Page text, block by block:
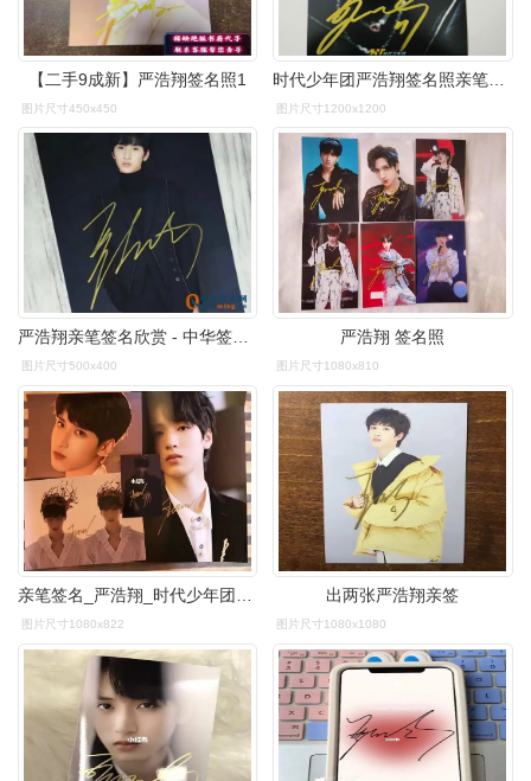
【二手9成新】严浩翔签名照1
图片尺寸450x450 图片尺寸1200x1200
严浩翔亲笔签名欣赏 - 中华签名网-免费签名设计生成
图片尺寸500x400
严浩翔 签名照
图片尺寸1080x810
图片尺寸1080x822
出两张严浩翔亲签
图片尺寸1080x1080